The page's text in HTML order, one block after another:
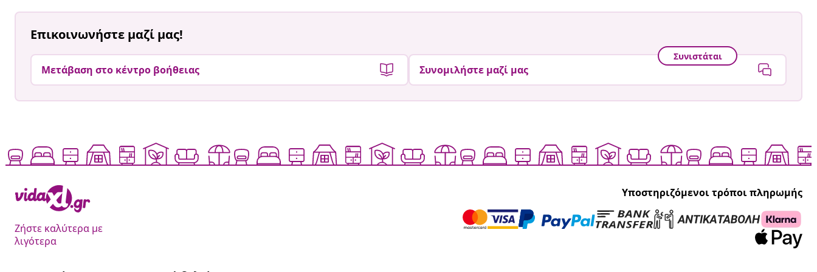
Επικοινωνήστε μαζί μας!
Μετάβαση στο κέντρο βοήθειας
Συνιστάται
Συνομιλήστε μαζί μας
Ζήστε καλύτερα με
λιγότερα
Υποστηριζόμενοι τρόποι πληρωμής